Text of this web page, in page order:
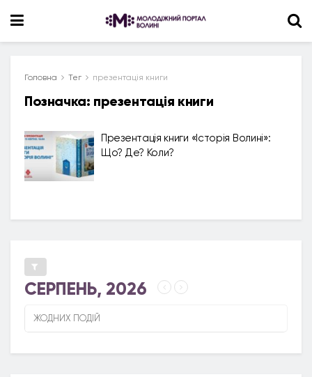
Головна Тег презентація книги
Позначка: презентація книги
Презентація книги «Історія Волині»:
Що? Де? Коли?
СЕРПЕНЬ, 2026
ЖОДНИХ ПОДІЙ